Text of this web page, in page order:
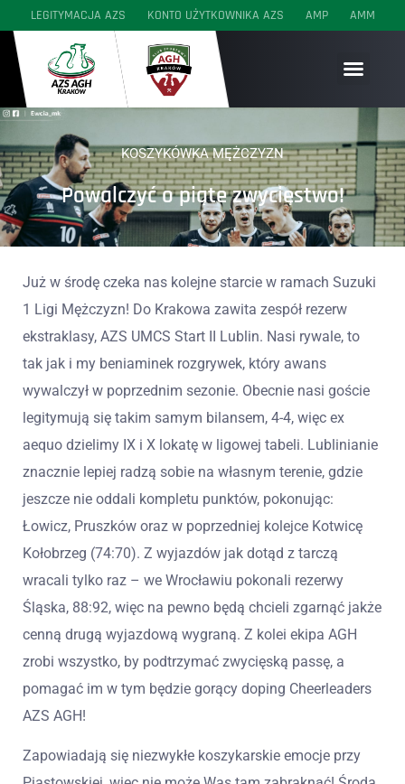
LEGITYMACJA AZS KONTO UŻYTKOWNIKA AZS AMP AMM
KOSZYKÓWKA MĘŻCZYZN
Powalczyć o piąte zwycięstwo!
Już w środę czeka nas kolejne starcie w ramach Suzuki
1 Ligi Mężczyzn! Do Krakowa zawita zespół rezerw
ekstraklasy, AZS UMCS Start II Lublin. Nasi rywale, to
tak jak i my beniaminek rozgrywek, który awans
wywalczył w poprzednim sezonie. Obecnie nasi goście
legitymują się takim samym bilansem, 4-4, więc ex
aequo dzielimy IX i X lokatę w ligowej tabeli. Lublinianie
znacznie lepiej radzą sobie na własnym terenie, gdzie
jeszcze nie oddali kompletu punktów, pokonując:
Łowicz, Pruszków oraz w poprzedniej kolejce Kotwicę
Kołobrzeg (74:70). Z wyjazdów jak dotąd z tarczą
wracali tylko raz – we Wrocławiu pokonali rezerwy
Śląska, 88:92, więc na pewno będą chcieli zgarnąć jakże
cenną drugą wyjazdową wygraną. Z kolei ekipa AGH
zrobi wszystko, by podtrzymać zwycięską passę, a
pomagać im w tym będzie gorący doping Cheerleaders
AZS AGH!
Zapowiadają się niezwykłe koszykarskie emocje przy